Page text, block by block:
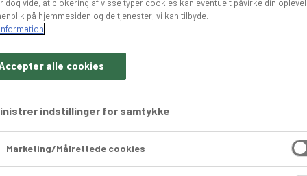
du alle vores luftige og saftige
dog vide, at blokering af visse typer cookies kan eventuelt påvirke din
på hjemmesiden og de tjenester, vi kan tilbyde.
alle cookies
indstillinger for samtykke
Marketing/Målrettede cookies